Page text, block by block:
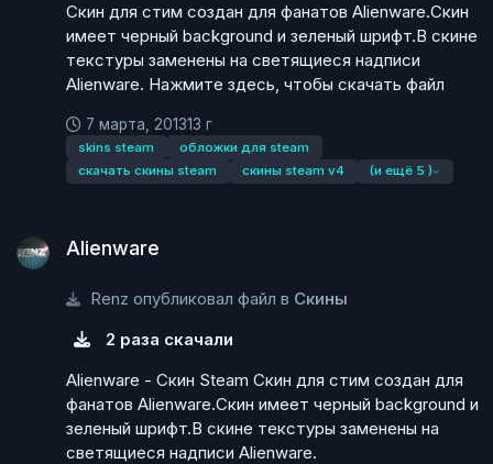
Скин для стим создан для фанатов Alienware.Скин
имеет черный background и зеленый шрифт.В скине
текстуры заменены на светящиеся надписи
Alienware. Нажмите здесь, чтобы скачать файл
7 марта, 201313 г
skins steam
обложки для steam
скачать скины steam
скины steam v4 (и ещё 5 )
Alienware
Renz опубликовал файл в Скины
2 раза скачали
Alienware - Скин Steam Скин для стим создан для
фанатов Alienware.Скин имеет черный background и
зеленый шрифт.В скине текстуры заменены на
светящиеся надписи Alienware.